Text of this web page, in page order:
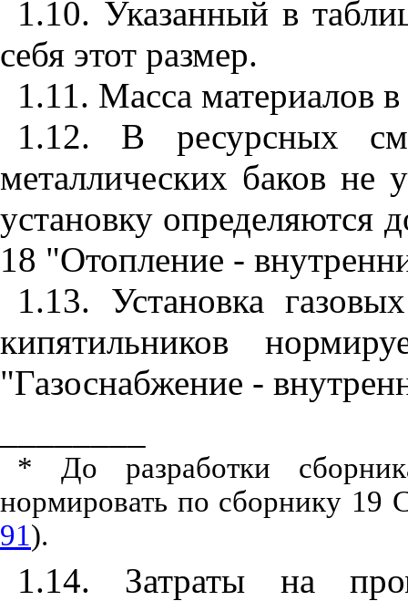
1.10. Указанный в
себя этот размер.
1.11. Масса материалов
1.12. В ресурсных
металлических баков не
установку определяются
18 "Отопление -
1.13. Установка
кипятильников
"Газоснабжение -
* До разработки
нормировать по сборнику 19
91).
1.14. Затраты на